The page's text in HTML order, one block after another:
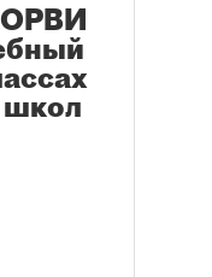
ОРВИ
школ